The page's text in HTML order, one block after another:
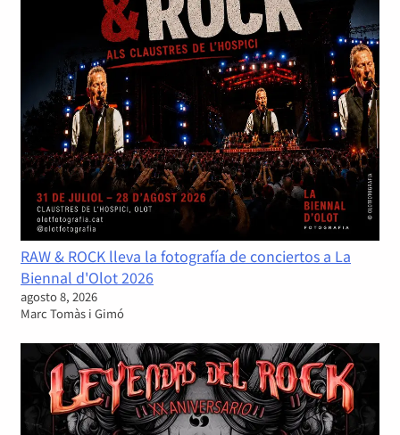
RAW & ROCK lleva la fotografía de conciertos a La
Biennal d'Olot 2026
agosto 8, 2026
Marc Tomàs i Gimó